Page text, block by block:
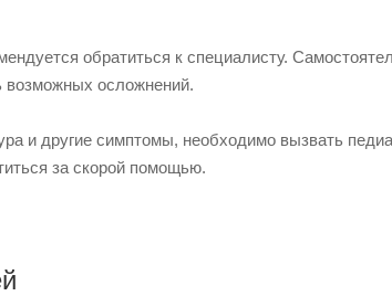
обратиться к специалисту.
возможных осложнений.
и другие симптомы, необходимо вызвать
за скорой помощью.